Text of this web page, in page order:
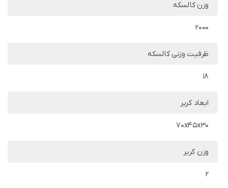
وزن کالسکه
2000
ظرفیت وزنی کالسکه
18
ابعاد کریر
70x45x30
وزن کریر
2